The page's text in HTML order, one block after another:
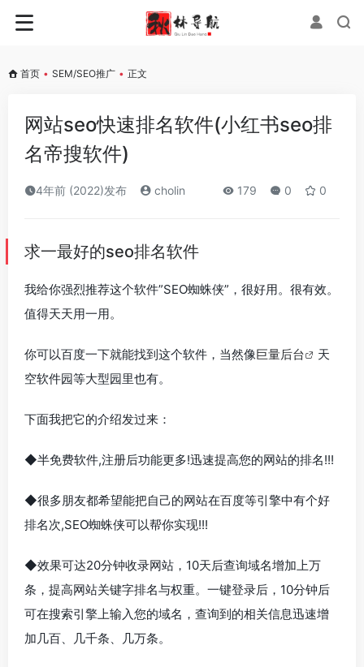
首页 • SEM/SEO推广 • 正文
网站seo快速排名软件(小红书seo排
名帝搜软件)
4年前 (2022)发布 cholin 179 0 0
求一最好的seo排名软件
我给你强烈推荐这个软件”SEO蜘蛛侠”，很好用。很有效。
值得天天用一用。
你可以百度一下就能找到这个软件，当然像巨量后台
天
空软件园等大型园里也有。
下面我把它的介绍发过来：
◆半免费软件,注册后功能更多!迅速提高您的网站的排名!!!
◆很多朋友都希望能把自己的网站在百度等引擎中有个好
排名次,SEO蜘蛛侠可以帮你实现!!!
◆效果可达20分钟收录网站，10天后查询域名增加上万
条，提高网站关键字排名与权重。一键登录后，10分钟后
可在搜索引擎上输入您的域名，查询到的相关信息迅速增
加几百、几千条、几万条。